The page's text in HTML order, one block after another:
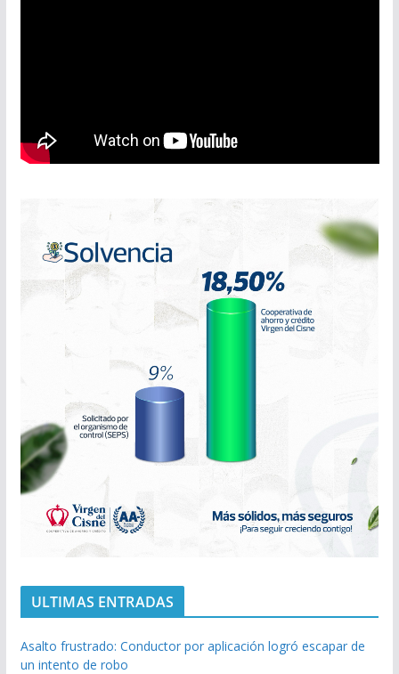
ULTIMAS ENTRADAS
Asalto frustrado: Conductor por aplicación logró escapar de
un intento de robo